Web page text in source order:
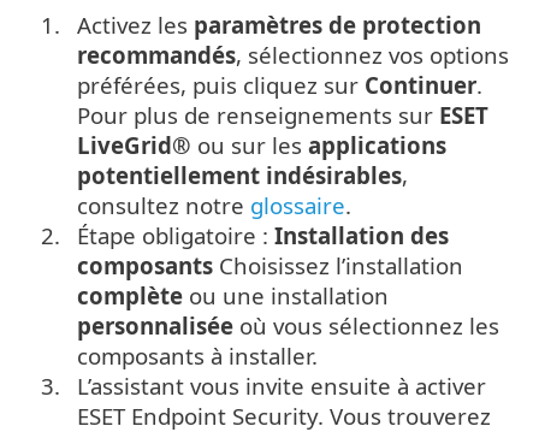
1. Activez les paramètres de protection
recommandés, sélectionnez vos options
préférées, puis cliquez sur Continuer.
Pour plus de renseignements sur ESET
LiveGrid® ou sur les applications
potentiellement indésirables,
consultez notre glossaire.
2.
Étape obligatoire : Installation des
composants Choisissez l’installation
complète ou une installation
personnalisée où vous sélectionnez les
composants à installer.
3.
L’assistant vous invite ensuite à activer
ESET Endpoint Security. Vous trouverez